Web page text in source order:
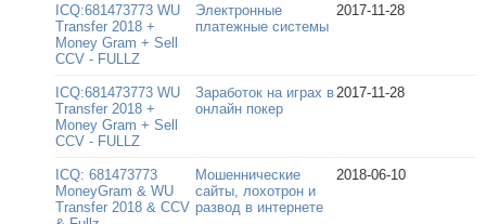
ICQ:681473773 WU
Transfer 2018 +
Money Gram + Sell
CCV - FULLZ
Электронные
платежные системы
2017-11-28
ICQ:681473773 WU
Transfer 2018 +
Money Gram + Sell
CCV - FULLZ
Заработок на играх в
онлайн покер
2017-11-28
ICQ: 681473773
MoneyGram & WU
Transfer 2018 & CCV
Мошеннические
сайты, лохотрон и
развод в интернете
2018-06-10